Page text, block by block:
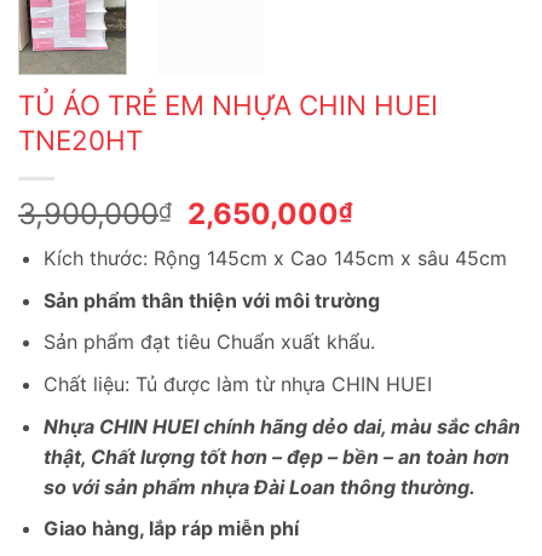
TỦ ÁO TRẺ EM NHỰA CHIN HUEI
TNE20HT
3,900,000₫
Giá
gốc
là:
3,900,000₫.
2,650,000₫Giá
hiện
tại
là:
2,650,000₫.
Kích thước: Rộng 145cm x Cao 145cm x sâu 45cm
Sản phẩm thân thiện với môi trường
Sản phẩm đạt tiêu Chuẩn xuất khẩu.
Chất liệu: Tủ được làm từ nhựa CHIN HUEI
Nhựa CHIN HUEI chính hãng dẻo dai, màu sắc chân
thật, Chất lượng tốt hơn – đẹp – bền – an toàn hơn
so với sản phẩm nhựa Đài Loan thông thường.
Giao hàng, lắp ráp miễn phí